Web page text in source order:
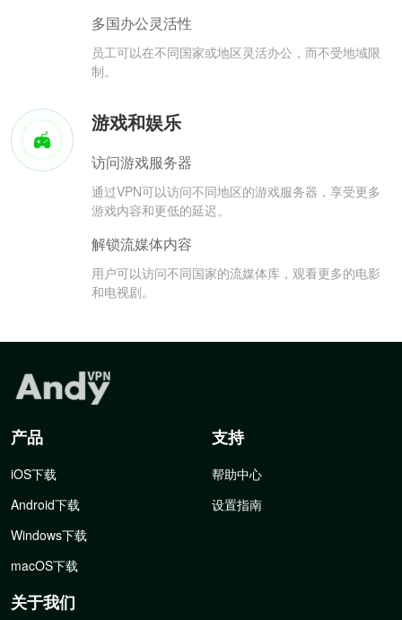
多国办公灵活性
员工可以在不同国家或地区灵活办公，而不受地域限
制。
游戏和娱乐
访问游戏服务器
通过VPN可以访问不同地区的游戏服务器，享受更多
游戏内容和更低的延迟。
解锁流媒体内容
用户可以访问不同国家的流媒体库，观看更多的电影
和电视剧。
产品
iOS下载
Android下载
Windows下载
macOS下载
支持
帮助中心
设置指南
关于我们